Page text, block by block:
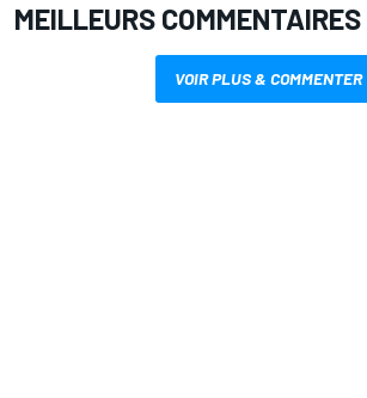
MEILLEURS COMMENTAIRES
VOIR PLUS & COMMENTER